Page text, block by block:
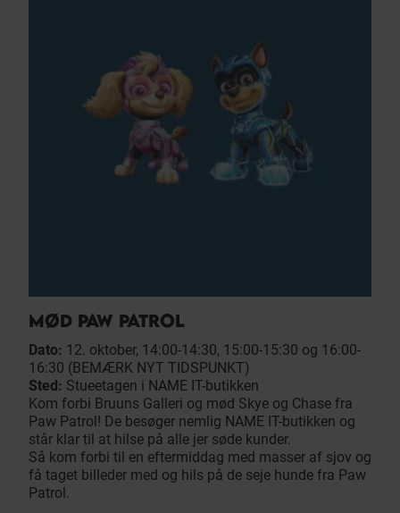
MØD PAW PATROL
Dato: 12. oktober, 14:00-14:30, 15:00-15:30 og 16:00-
16:30 (BEMÆRK NYT TIDSPUNKT)
Sted: Stueetagen i NAME IT-butikken
Kom forbi Bruuns Galleri og mød Skye og Chase fra
Paw Patrol! De besøger nemlig NAME IT-butikken og
står klar til at hilse på alle jer søde kunder.
Så kom forbi til en eftermiddag med masser af sjov og
få taget billeder med og hils på de seje hunde fra Paw
Patrol.